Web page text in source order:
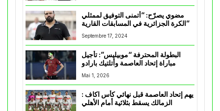
مضوي يصرّح: “أتمنى التوفيق لممثلي
الكرة الجزائرية في المسابقات القارية”
Septembre 17, 2024
البطولة المحترفة “موبيليس”: تأجيل
مباراة إتحاد العاصمة وأتلتيك بارادو
Mai 1, 2026
يهم إتحاد العاصمة قبل نهائي كأس اكاف :